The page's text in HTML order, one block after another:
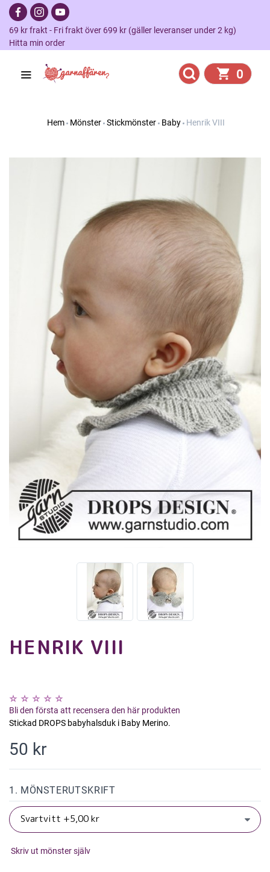
69 kr frakt - Fri frakt över 699 kr (gäller leveranser under 2 kg)
Hitta min order
0
Hem Mönster Stickmönster Baby Henrik VIII
HENRIK VIII
Bli den första att recensera den här produkten
Stickad DROPS babyhalsduk i Baby Merino.
50 kr
1. MÖNSTERUTSKRIFT
Skriv ut mönster själv